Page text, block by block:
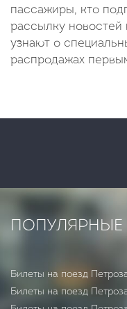
пассажиры, кто
рассылку новостей
узнают о
распродажах
Билеты на поезд
Билеты на поезд